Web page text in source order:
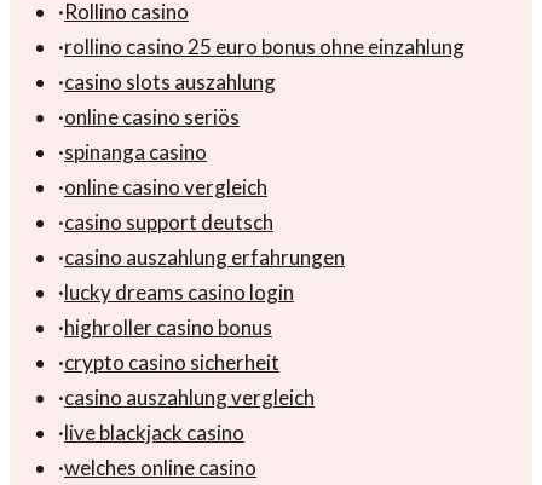
·Rollino casino
·rollino casino 25 euro bonus ohne einzahlung
·casino slots auszahlung
·online casino seriös
·spinanga casino
·online casino vergleich
·casino support deutsch
·casino auszahlung erfahrungen
·lucky dreams casino login
·highroller casino bonus
·crypto casino sicherheit
·casino auszahlung vergleich
·live blackjack casino
·welches online casino